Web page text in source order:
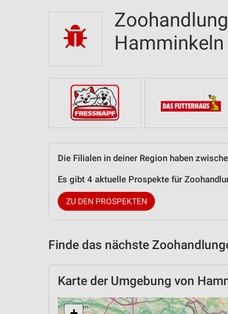
Die Filialen in deiner Region haben
Es gibt 4 aktuelle Prospekte für
ZU DEN PROSPEKTEN
Finde das nächste
Karte der Umgebung von